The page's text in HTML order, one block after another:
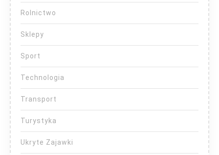
Rolnictwo
Sklepy
Sport
Technologia
Transport
Turystyka
Ukryte Zajawki